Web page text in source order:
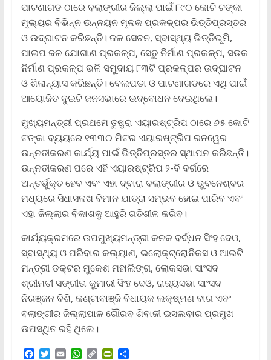
ପାଟଣାଗଡ ଠାରେ ବଲାଙ୍ଗୀର ଜିଲ୍ଲା ପାଇଁ ୮୯୦ କୋଟି ଟଙ୍କା
ମୂଲ୍ୟର ବିଭିନ୍ନ ଉନ୍ନୟନ ମୂଳକ ପ୍ରକଳ୍ପର ଭିତ୍ତିପ୍ରସ୍ତର
ଓ ଉଦ୍‌ଘାଟନ କରିଛନ୍ତି। ଜଳ ସେଚନ, ସ୍ବାସ୍ଥ୍ୟ ଭିତ୍ତିଭୂମି,
ପାଇପ ଜଳ ଯୋଗାଣ ପ୍ରକଳ୍ପ, ସେତୁ ନିର୍ମାଣ ପ୍ରକଳ୍ପ, ସଡକ
ନିର୍ମାଣ ପ୍ରକଳ୍ପ ଭଳି ସମୁଦାୟ ୮୩ଟି ପ୍ରକଳ୍ପର ଉଦ୍‌ଘାଟନ
ଓ ଶିଳାନ୍ୟାସ କରିଛନ୍ତି। ବେଲପଡା ଓ ପାଟଣାଗଡରେ ଏଥି ପାଇଁ
ଆୟୋଜିତ ଦୁଇଟି ଜନସଭାରେ ଉଦ୍‌ବୋଧନ ଦେଇଥିଲେ।
ମୁଖ୍ୟମନ୍ତ୍ରୀ ପ୍ରଥମେ ତୁଷୁରା ଏୟାରଷ୍ଟ୍ରିପ ଠାରେ ୬୫ କୋଟି
ଟଙ୍କା ବ୍ୟୟରେ ୧୩୩୦ ମିଟର ଏୟାରଷ୍ଟ୍ରିପ ରନୱେର
ଉନ୍ନତୀକରଣ କାର୍ଯ୍ୟ ପାଇଁ ଭିତ୍ତିପ୍ରସ୍ତର ସ୍ଥାପନ କରିଛନ୍ତି।
ଉନ୍ନତୀକରଣ ପରେ ଏହି ଏୟାରଷ୍ଟ୍ରିପ ୨-ବି ବର୍ଗରେ
ଅନ୍ତର୍ଭୁକ୍ତ ହେବ ଏବଂ ଏହା ଦ୍ବାରା ବଲାଙ୍ଗୀର ଓ ଭୁବନେଶ୍ବର
ମଧ୍ୟରେ ସିଧାସଳଖ ବିମାନ ଯାତ୍ରା ସମ୍ଭବ ହୋଇ ପାରିବ ଏବଂ
ଏହା ଜିଲ୍ଲାର ବିକାଶକୁ ଆହୁରି ଗତିଶୀଳ କରିବ।
କାର୍ଯ୍ୟକ୍ରମରେ ଉପମୁଖ୍ୟମନ୍ତ୍ରୀ କନକ ବର୍ଦ୍ଧନ ସିଂହ ଦେଓ,
ସ୍ବାସ୍ଥ୍ୟ ଓ ପରିବାର କଲ୍ୟାଣ, ଇଲୋକ୍ଟ୍ରୋନିକସ ଓ ଆଇଟି
ମନ୍ତ୍ରୀ ଡକ୍ଟର ମୁକେଶ ମହାଲିଙ୍ଗ, ଲୋକସଭା ସାଂସଦ
ଶ୍ରୀମତୀ ସଙ୍ଗୀତା କୁମାରୀ ସିଂହ ଦେଓ, ରାଜ୍ୟସଭା ସାଂସଦ
ନିରଞ୍ଜନ ବିଶି, କଣ୍ଟାବାଞ୍ଜି ବିଧାୟକ ଲକ୍ଷ୍ମଣ ବାଗ ଏବଂ
ବଲାଙ୍ଗୀର ଜିଲ୍ଲାପାଳ ଗୌରବ ଶିବାଜୀ ଇସଲବାର ପ୍ରମୁଖ
ଉପସ୍ଥିତ ରହି ଥିଲେ।
F
T
E
W C
P
S